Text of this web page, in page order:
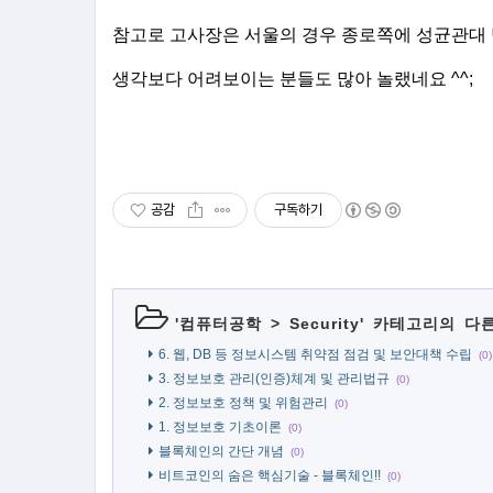
참고로 고사장은 서울의 경우 종로쪽에 성균관대
생각보다 어려보이는 분들도 많아 놀랬네요 ^^;
공감 구독하기
'컴퓨터공학 > Security' 카테고리의 다
6. 웹, DB 등 정보시스템 취약점 점검 및 보안대책 수립 (0)
3. 정보보호 관리(인증)체계 및 관리법규 (0)
2. 정보보호 정책 및 위험관리 (0)
1. 정보보호 기초이론 (0)
블록체인의 간단 개념 (0)
비트코인의 숨은 핵심기술 - 블록체인!! (0)